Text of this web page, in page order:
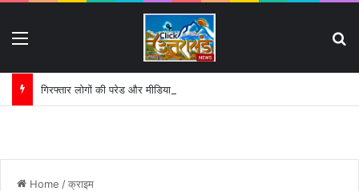
गिरफ्तार लोगों की परेड और मीडिया ट्रायल पर हाईकोर्ट का सख्त रुख:
Home /क्राइम